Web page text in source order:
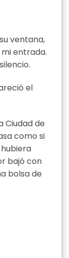
ventana,
entrada.
el
Ciudad de
como si
bajó con
bolsa de